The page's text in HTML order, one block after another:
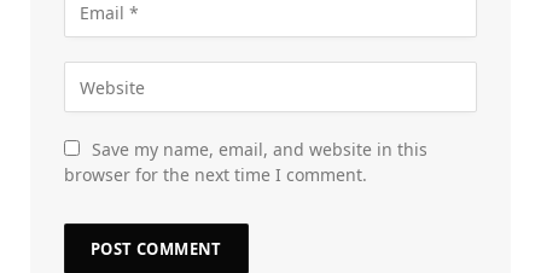
Save my name, email, and website in this
browser for the next time I comment.